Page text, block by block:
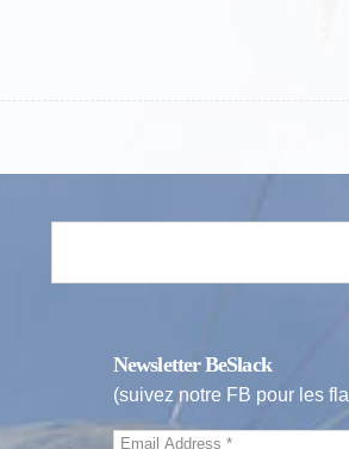
Newsletter BeSlack
(suivez notre FB pour les